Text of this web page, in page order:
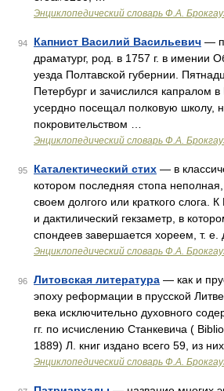
Энциклопедический словарь Ф.А.
94 Капнист Василий Васильевич —
драматург, род. в 1757 г. в имении
уезда Полтавской губернии.
Петербург и зачислился капралом
усердно посещал полковую школу,
покровительством …
Энциклопедический словарь Ф.А.
95 Каталектический стих — в
котором последняя стопа
своем долгого или краткого слога.
и дактилический гекзаметр, в
спондеев завершается хореем, т. е.
Энциклопедический словарь Ф.А.
96 Литовская литература — как и
эпоху реформации в прусской
века исключительно духовного
гг. по исчислению Станкевича (
1889) Л. книг издано всего 59, из
Энциклопедический словарь Ф.А.